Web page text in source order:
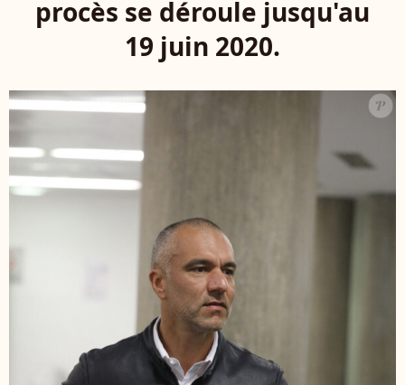
procès se déroule jusqu'au
19 juin 2020.